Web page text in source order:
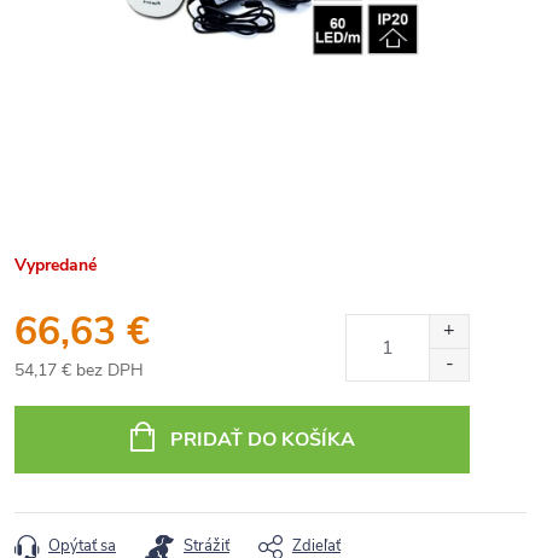
Vypredané
66,63 €
54,17 € bez DPH
cena:
PRIDAŤ DO KOŠÍKA
Opýtať sa Strážiť Zdieľať